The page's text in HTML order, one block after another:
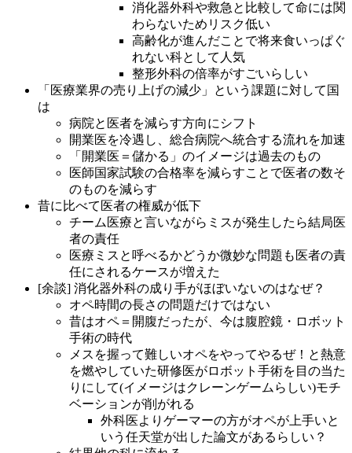
消化器外科や救急と比較して命には関
わらないためリスク低い
高齢化が進んだことで将来食いっぱぐ
れない科として人気
整形外科の倍率がすごいらしい
「医療業界の売り上げの減少」という課題に対して国
は
病院と医者を減らす方向にシフト
開業医を冷遇し、総合病院へ統合する流れを加速
「開業医＝儲かる」のイメージは過去のもの
医師国家試験の合格率を減らすことで医者の数そ
のものを減らす
昔に比べて医者の権威が低下
チーム医療と言いながらミスが発生したら結局医
者の責任
医療ミスと呼べるかどうか微妙な問題も医者の責
任にされるケースが増えた
[余談] 消化器外科の成り手がほぼいないのはなぜ？
オペ時間の長さの問題だけではない
昔はオペ＝開腹だったが、今は腹腔鏡・ロボット
手術の時代
メスを握って難しいオペをやってやるぜ！と熱意
を燃やしていた研修医がロボット手術を目の当た
りにして(イメージはクレーンゲームらしい)モチ
ベーションが削がれる
外科医よりゲーマーの方がオペが上手いと
いう任天堂が出した論文があるらしい？